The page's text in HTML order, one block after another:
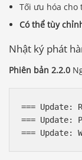
Tối ưu hóa
Có thể tùy
Nhật ký phát
Phiên bản 2.2.0
===
===